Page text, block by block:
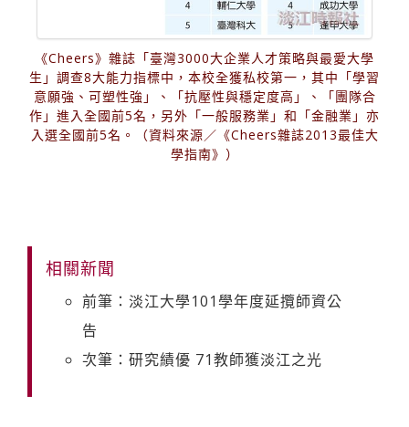
《Cheers》雜誌「臺灣3000大企業人才策略與最愛大學
生」調查8大能力指標中，本校全獲私校第一，其中「學習
意願強、可塑性強」、「抗壓性與穩定度高」、「團隊合
作」進入全國前5名，另外「一般服務業」和「金融業」亦
入選全國前5名。（資料來源／《Cheers雜誌2013最佳大
學指南》）
相關新聞
前筆：淡江大學101學年度延攬師資公
告
次筆：研究績優 71教師獲淡江之光